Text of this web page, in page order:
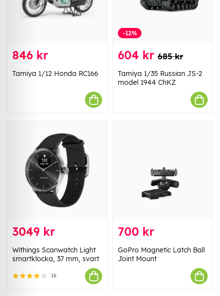
846 kr
Tamiya 1/12 Honda RC166
-12%
604 kr 685 kr
Tamiya 1/35 Russian JS-2
model 1944 ChKZ
3049 kr
Withings Scanwatch Light
smartklocka, 37 mm, svart
16
700 kr
GoPro Magnetic Latch Ball
Joint Mount